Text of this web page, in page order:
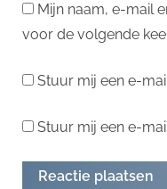
Mijn naam, e-mail
voor de volgende
Stuur mij een e-
Stuur mij een e-